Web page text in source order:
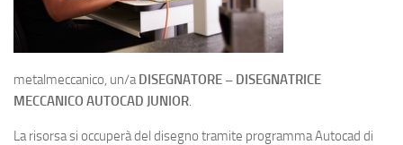
metalmeccanico, un/aDISEGNATORE – DISEGNATRICE
MECCANICO AUTOCAD JUNIOR.
La risorsa si occuperà del disegno tramite programma Autocad di